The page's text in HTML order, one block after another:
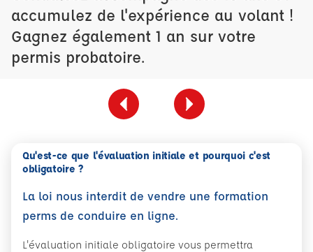
accumulez de l'expérience au volant !
Gagnez également 1 an sur votre
permis probatoire.
Qu'est-ce que l'évaluation initiale et pourquoi c'est
obligatoire ?
La loi nous interdit de vendre une formation
perms de conduire en ligne.
L'évaluation initiale obligatoire vous permettra